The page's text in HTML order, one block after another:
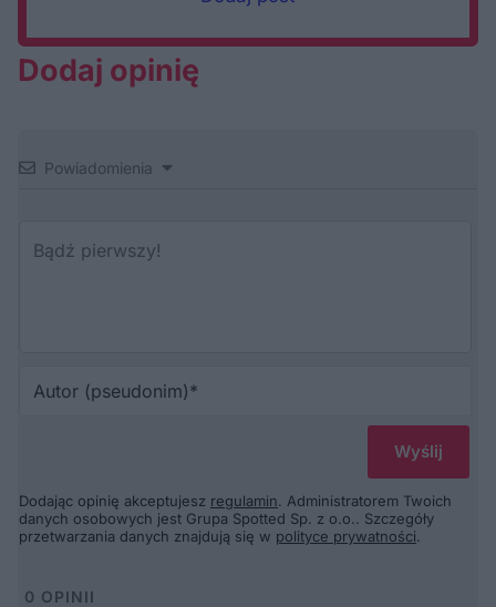
Dodaj opinię
Powiadomienia
Dodając opinię akceptujesz regulamin. Administratorem Twoich
danych osobowych jest Grupa Spotted Sp. z o.o.. Szczegóły
przetwarzania danych znajdują się w polityce prywatności.
0 OPINII